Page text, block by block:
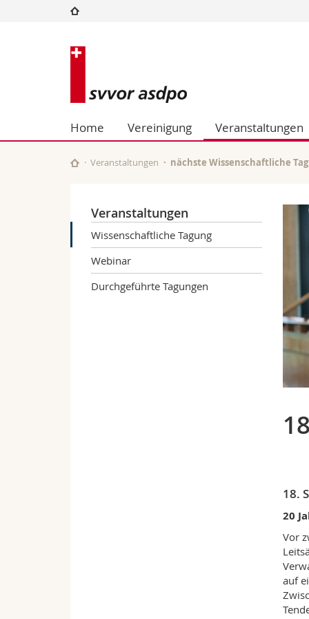
Forschung
Weiterbildung
Fak. für
Math.-Nat. und
Interfakultär
Schweizerische
Vereinigung
für
Home Vereinigung Veranstaltungen
Veranstaltungen nächste Wissenschaftliche
Veranstaltungen
Wissenschaftliche Tagung
Webinar
Durchgeführte Tagungen
18.
20
Vor
auf